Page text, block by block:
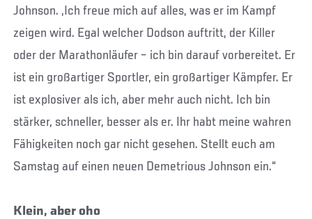
Johnson. „Ich freue mich auf alles, was er im Kampf
zeigen wird. Egal welcher Dodson auftritt, der Killer
oder der Marathonläufer – ich bin darauf vorbereitet. Er
ist ein großartiger Sportler, ein großartiger Kämpfer. Er
ist explosiver als ich, aber mehr auch nicht. Ich bin
stärker, schneller, besser als er. Ihr habt meine wahren
Fähigkeiten noch gar nicht gesehen. Stellt euch am
Samstag auf einen neuen Demetrious Johnson ein.“
Klein, aber oho